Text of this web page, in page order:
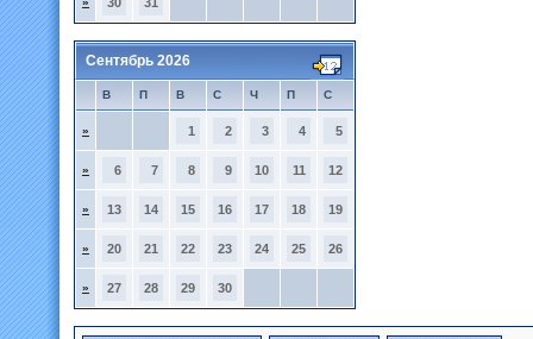
Сентябрь 2026
В П В С Ч П С
» 1 2 3 4 5
» 6 7 8 9 10 11 12
» 13 14 15 16 17 18 19
» 20 21 22 23 24 25 26
» 27 28 29 30